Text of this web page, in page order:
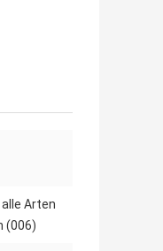
Arten
(006)